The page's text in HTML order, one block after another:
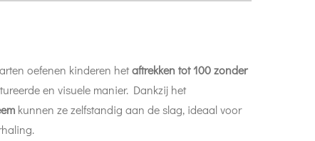
oefenen kinderen hetaftrekken tot 100 zonder
en visuele manier. Dankzij het
kunnen ze zelfstandig aan de slag, ideaal voor